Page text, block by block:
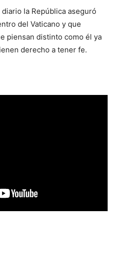
la República aseguró
del Vaticano y que
piensan distinto como él ya
derecho a tener fe.